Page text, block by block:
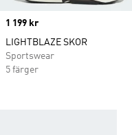
Price
1 199 kr
LIGHTBLAZE SKOR
Sportswear
5 färger